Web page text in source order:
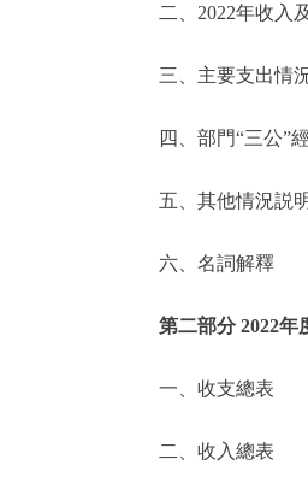
便民服務
仲介服務
政民互動
12345
參與調查
二、2022年收入及
三、主要支出情
四、部門“三公”經
五、其他情況説
六、名詞解釋
第二部分 2022年
一、收支總表
二、收入總表